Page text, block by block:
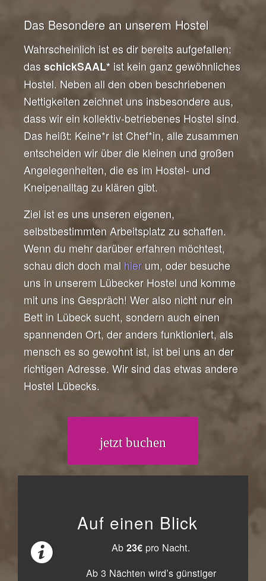
Das Besondere an unserem Hostel
Wahrscheinlich ist es dir bereits aufgefallen:
dasschickSAAL* ist kein ganz gewöhnliches
Hostel. Neben all den oben beschriebenen
Nettigkeiten zeichnet uns insbesondere aus,
dass wir ein kollektiv-betriebenes Hostel sind.
Das heißt: Keine*r ist Chef*in, alle zusammen
entscheiden wir über die kleinen und großen
Angelegenheiten, die es im Hostel- und
Kneipenalltag zu klären gibt.
Ziel ist es uns unseren eigenen,
selbstbestimmten Arbeitsplatz zu schaffen.
Wenn du mehr darüber erfahren möchtest,
schau dich doch mal hierum, oder besuche
uns in unserem Lübecker Hostel und komme
mit uns ins Gespräch! Wer also nicht nur ein
Bett in Lübeck sucht, sondern auch einen
spannenden Ort, der anders funktioniert, als
mensch es so gewohnt ist, ist bei uns an der
richtigen Adresse. Wir sind das etwas andere
Hostel Lübecks.
jetzt buchen
Auf einen Blick
Ab 23€pro Nacht.
Ab 3 Nächten wird’s günstiger